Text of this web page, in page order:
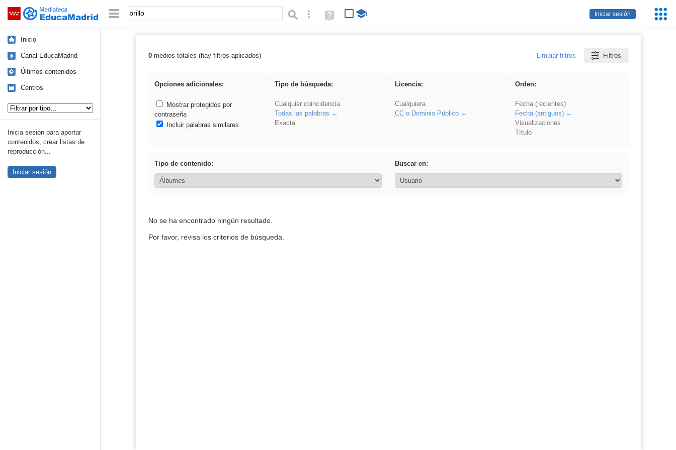
Saltar navegación
Iniciar sesión
Palabra o frase: Búsqueda avanzada
Ayuda
(en
Inicio
Canal EducaMadrid
Últimos contenidos
Centros
Inicia sesión para aportar
contenidos, crear listas de
reproducción...
Iniciar sesión
Resultados de: brillo
0medios totales (hay filtros aplicados) Limpiar filtros Filtros
Opciones adicionales:
Mostrar protegidos por
contraseña
Incluir palabras similares
Tipo de búsqueda:
Cualquier coincidencia
Todas las palabras
Exacta
Licencia:
Cualquiera
CCo Dominio Público
Orden:
Fecha (recientes)
Fecha (antiguos)
Visualizaciones
Título
Tipo de contenido: Buscar en:
No se ha encontrado ningún resultado.
Por favor, revisa los criterios de búsqueda.